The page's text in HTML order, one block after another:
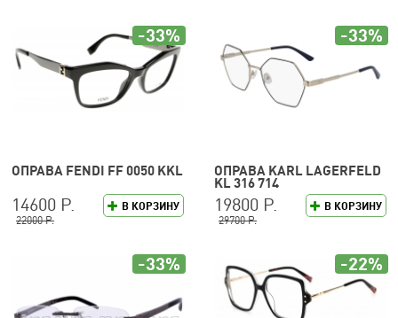
ОПРАВА FENDI FF 0050 KKL
В КОРЗИНУ
14600 Р.
22000 Р.
-33%
ОПРАВА KARL LAGERFELD
KL 316 714
В КОРЗИНУ
19800 Р.
29700 Р.
-33%
-33% -22%